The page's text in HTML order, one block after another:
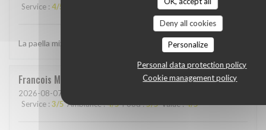
Deny all cookies
Personalize
Personal data protection policy
Cookie management policy
Service : 4/5 /5 Value:3/5
La paella mixte est un vrai régal
Francois M
2026-08-07
Service : 3/5 Ambiance:4/5 Food:5/5 Value:4/5